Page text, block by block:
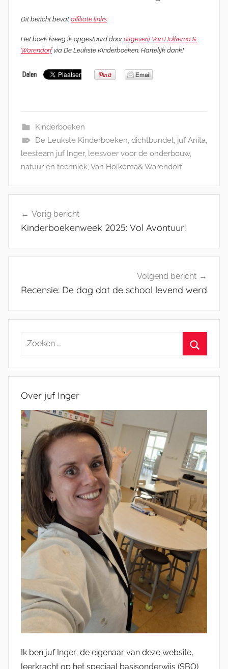
Dit bericht bevat affiliate links.
Het boek kreeg ik opgestuurd dooruitgeverij Van Holkema &
Warendorfvia De Leukste Kinderboeken. Hartelijk dank!
Kinderboeken
De Leukste Kinderboeken, dichtbundel, juf Anita,
leesteam juf Inger, leesvoer voor de onderbouw,
natuur en techniek,Van Holkema& Warendorf
navigatie
Vorig bericht
Kinderboekenweek 2025: Vol Avontuur!
Volgend bericht
Recensie: De dag dat de school levend werd
Zoeken
Over juf Inger
Ik ben juf Inger; de eigenaar van deze website,
leerkracht op het speciaal basisonderwijs (SBO)